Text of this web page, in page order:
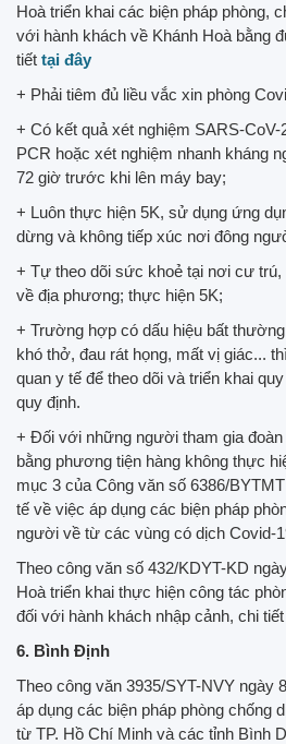
Hoà triển khai các biện pháp phòng,
với hành khách về Khánh Hoà bằng
tiết tại đây
+ Phải tiêm đủ liều vắc xin phòng
+ Có kết quả xét nghiệm SARS-
PCR hoặc xét nghiệm nhanh kháng
72 giờ trước khi lên máy bay;
+ Luôn thực hiện 5K, sử dụng ứng
dừng và không tiếp xúc nơi đông
+ Tự theo dõi sức khoẻ tại nơi cư
về địa phương; thực hiện 5K;
+ Trường hợp có dấu hiệu bất
khó thở, đau rát họng, mất vị giác...
quan y tế để theo dõi và triển khai
quy định.
+ Đối với những người tham gia
bằng phương tiện hàng không thực
mục 3 của Công văn số 6386/
tế về việc áp dụng các biện pháp
người về từ các vùng có dịch Covid-
Theo công văn số 432/KDYT-KD
Hoà triển khai thực hiện công tác
đối với hành khách nhập cảnh, chi tiết
6. Bình Định
Theo công văn 3935/SYT-NVY ngày
áp dụng các biện pháp phòng chống
từ TP. Hồ Chí Minh và các tỉnh Bình